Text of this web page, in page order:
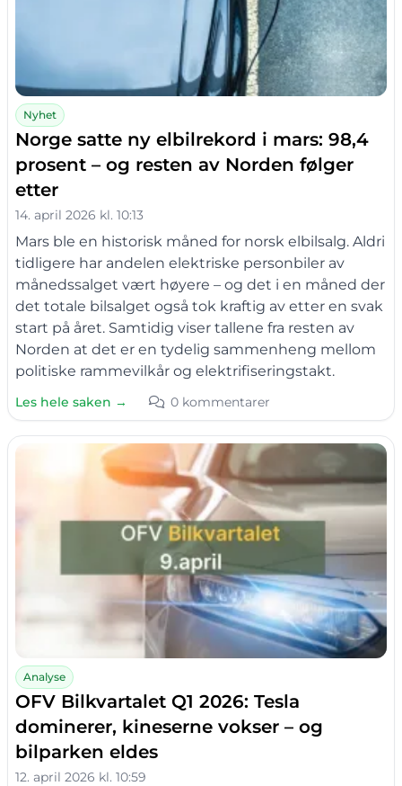
Nyhet
Norge satte ny elbilrekord i mars: 98,4
prosent – og resten av Norden følger
etter
14. april 2026 kl. 10:13
Mars ble en historisk måned for norsk elbilsalg. Aldri
tidligere har andelen elektriske personbiler av
månedssalget vært høyere – og det i en måned der
det totale bilsalget også tok kraftig av etter en svak
start på året. Samtidig viser tallene fra resten av
Norden at det er en tydelig sammenheng mellom
politiske rammevilkår og elektrifiseringstakt.
Les hele saken → 0 kommentarer
Analyse
OFV Bilkvartalet Q1 2026: Tesla
dominerer, kineserne vokser – og
bilparken eldes
12. april 2026 kl. 10:59